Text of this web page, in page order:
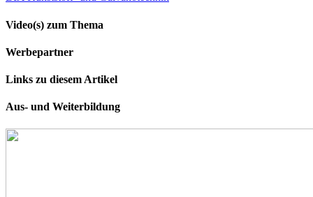
Video(s) zum Thema
Werbepartner
Links zu diesem Artikel
Aus- und Weiterbildung